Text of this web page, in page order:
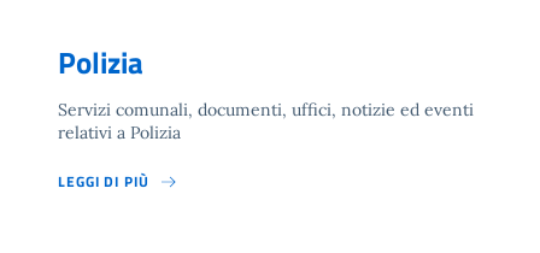
Polizia
Servizi comunali, documenti, uffici, notizie ed eventi
relativi a Polizia
LEGGI DI PIÙ